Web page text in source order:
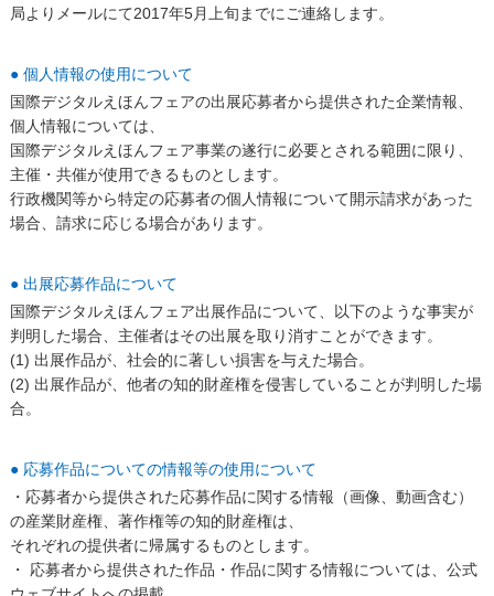
局よりメールにて2017年5月上旬までにご連絡します。
● 個人情報の使用について
国際デジタルえほんフェアの出展応募者から提供された企業情報、
個人情報については、
国際デジタルえほんフェア事業の遂行に必要とされる範囲に限り、
主催・共催が使用できるものとします。
行政機関等から特定の応募者の個人情報について開示請求があった
場合、請求に応じる場合があります。
● 出展応募作品について
国際デジタルえほんフェア出展作品について、以下のような事実が
判明した場合、主催者はその出展を取り消すことができます。
(1) 出展作品が、社会的に著しい損害を与えた場合。
(2) 出展作品が、他者の知的財産権を侵害していることが判明した場
合。
● 応募作品についての情報等の使用について
・応募者から提供された応募作品に関する情報（画像、動画含む）
の産業財産権、著作権等の知的財産権は、
それぞれの提供者に帰属するものとします。
・ 応募者から提供された作品・作品に関する情報については、公式